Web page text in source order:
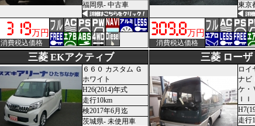
福岡県- 中古車
万円
消費税込価格
東京
万円
消費税込価格
三菱 EKアクティブ
６６０ カスタム Ｇ
ホワイト
H26(2014)年式
走行10km
検2017年6月迄
茨城県- 未使用車
三菱 ローザ
ロイ
ナビ
ケ・
ＩＩ
走行